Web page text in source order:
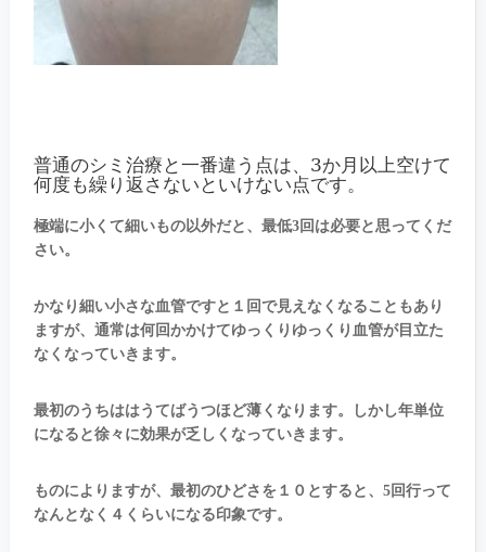
普通のシミ治療と一番違う点は、3か月以上空けて
何度も繰り返さないといけない点です。
極端に小くて細いもの以外だと、最低3回は必要と思ってくだ
さい。
かなり細い小さな血管ですと１回で見えなくなることもあり
ますが、通常は何回かかけてゆっくりゆっくり血管が目立た
なくなっていきます。
最初のうちははうてばうつほど薄くなります。しかし年単位
になると徐々に効果が乏しくなっていきます。
ものによりますが、最初のひどさを１０とすると、5回行って
なんとなく４くらいになる印象です。